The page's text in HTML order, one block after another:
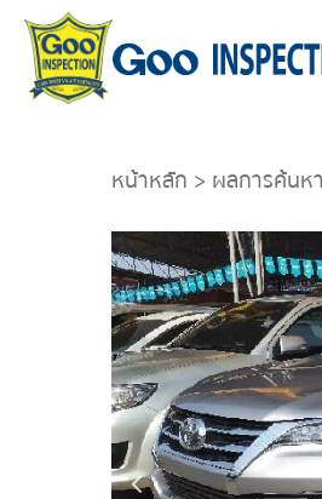
หน้าหลัก > ผลการค้นหา